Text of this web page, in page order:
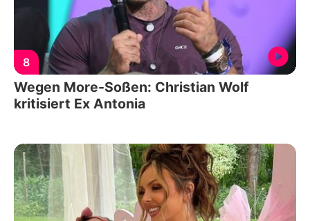
8
Wegen More-Soßen: Christian Wolf
kritisiert Ex Antonia